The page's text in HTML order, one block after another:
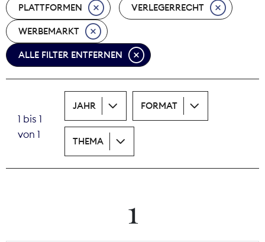
Nachwuchs
Nova Award
Print
Wächterpreis
PLATTFORMEN VERLEGERRECHT
WERBEMARKT
ALLE FILTER ENTFERNEN
1 bis 1
von 1
JAHR FORMAT
THEMA
1